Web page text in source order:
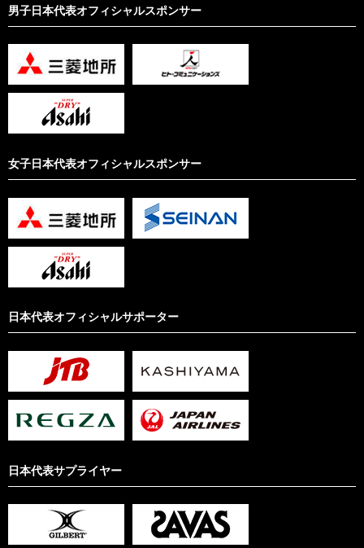
男子日本代表オフィシャルスポンサー
女子日本代表オフィシャルスポンサー
日本代表オフィシャルサポーター
日本代表サプライヤー